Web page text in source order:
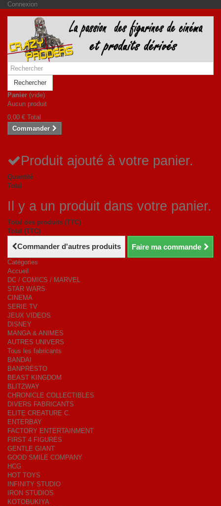
Connexion
Rechercher
Panier (vide)
Aucun produit
0,00 € Total
Commander
Produit ajouté à votre panier.
Quantité
Total
Il y a un produit dans votre panier.
Total des produits (TTC)
Total (TTC)
Commander d'autres produits Faire ma commande
Catégories
Accueil
DC / COMICS / MARVEL
STAR WARS
CINEMA
SERIE TV
JEUX VIDEOS
DISNEY
MANGA & ANIMES
AUTRES UNIVERS
Tous les fabricants
BANDAI
BANPRESTO
BEAST KINGDOM
BLITZWAY
CHRONICLE COLLECTIBLES
DIVERS FABRICANTS
ELITE CREATURE C.
ENTERBAY
FACTORY ENTERTAINMENT
FIRST 4 FIGURES
GENTLE GIANT
GOOD SMILE COMPANY
HCG
HOT TOYS
INFINITY STUDIO
IRON STUDIOS
KOTOBUKIYA